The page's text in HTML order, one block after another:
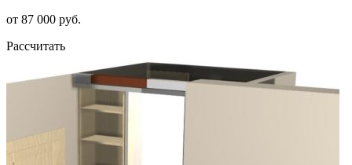
от 87 000 руб.
Рассчитать